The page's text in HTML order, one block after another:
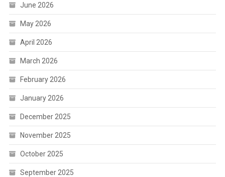
June 2026
May 2026
April 2026
March 2026
February 2026
January 2026
December 2025
November 2025
October 2025
September 2025